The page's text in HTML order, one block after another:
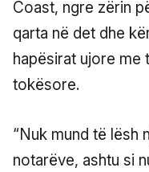
Coast, ngre zërin
qarta në det dhe
hapësirat ujore me
tokësore.
“Nuk mund të lësh
notarëve, ashtu si